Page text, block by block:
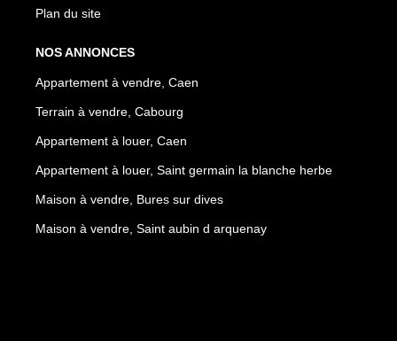
Plan du site
NOS ANNONCES
Appartement à vendre, Caen
Terrain à vendre, Cabourg
Appartement à louer, Caen
Appartement à louer, Saint germain la blanche herbe
Maison à vendre, Bures sur dives
Maison à vendre, Saint aubin d arquenay